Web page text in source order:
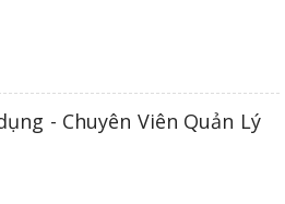
- Chuyên Viên Quản Lý